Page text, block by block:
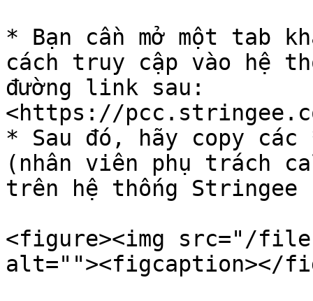
* Bạn cần mở một tab
cách truy cập vào hệ
đường link sau:
<https://
* Sau đó, hãy copy các
(nhân viên phụ trách
trên hệ thống Stringee
<figure><img src="/files/
alt=""><figcaption></